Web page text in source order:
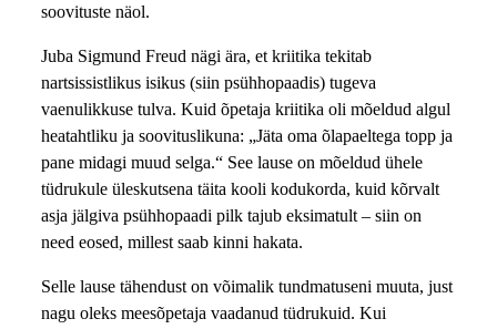
soovituste näol.
Juba Sigmund Freud nägi ära, et kriitika tekitab
nartsissistlikus isikus (siin psühhopaadis) tugeva
vaenulikkuse tulva. Kuid õpetaja kriitika oli mõeldud algul
heatahtliku ja soovituslikuna: „Jäta oma õlapaeltega topp ja
pane midagi muud selga.“ See lause on mõeldud ühele
tüdrukule üleskutsena täita kooli kodukorda, kuid kõrvalt
asja jälgiva psühhopaadi pilk tajub eksimatult – siin on
need eosed, millest saab kinni hakata.
Selle lause tähendust on võimalik tundmatuseni muuta, just
nagu oleks meesõpetaja vaadanud tüdrukuid. Kui